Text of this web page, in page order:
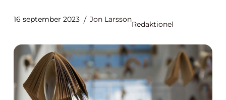
16 september 2023 Jon Larsson
Redaktionel